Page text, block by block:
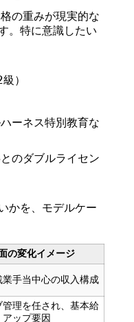
の重みが現実的な
。特に意識したい
）
ーネス特別教育な
のダブルライセン
かを、モデルケー
の変化イメージ
業手当中心の収入構成
管理を任され、基本給
アップ要因